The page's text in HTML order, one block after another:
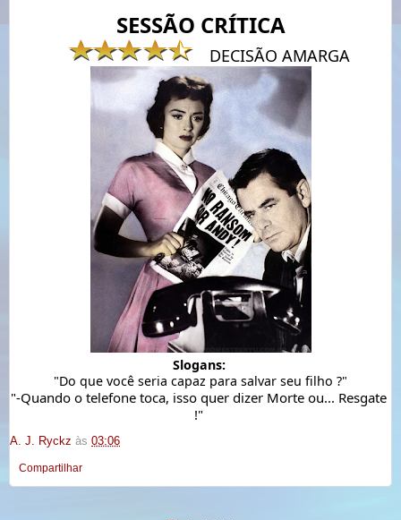
SESSÃO CRÍTICA
DECISÃO AMARGA
"-Quando o telefone toca, isso quer dizer Morte ou... Resgate
!"
A. J. Ryckz às 03:06
Compartilhar